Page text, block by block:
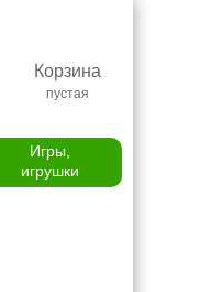
Корзина
пустая
Игры,
игрушки